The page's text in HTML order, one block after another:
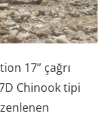
17” çağrı
Chinook tipi